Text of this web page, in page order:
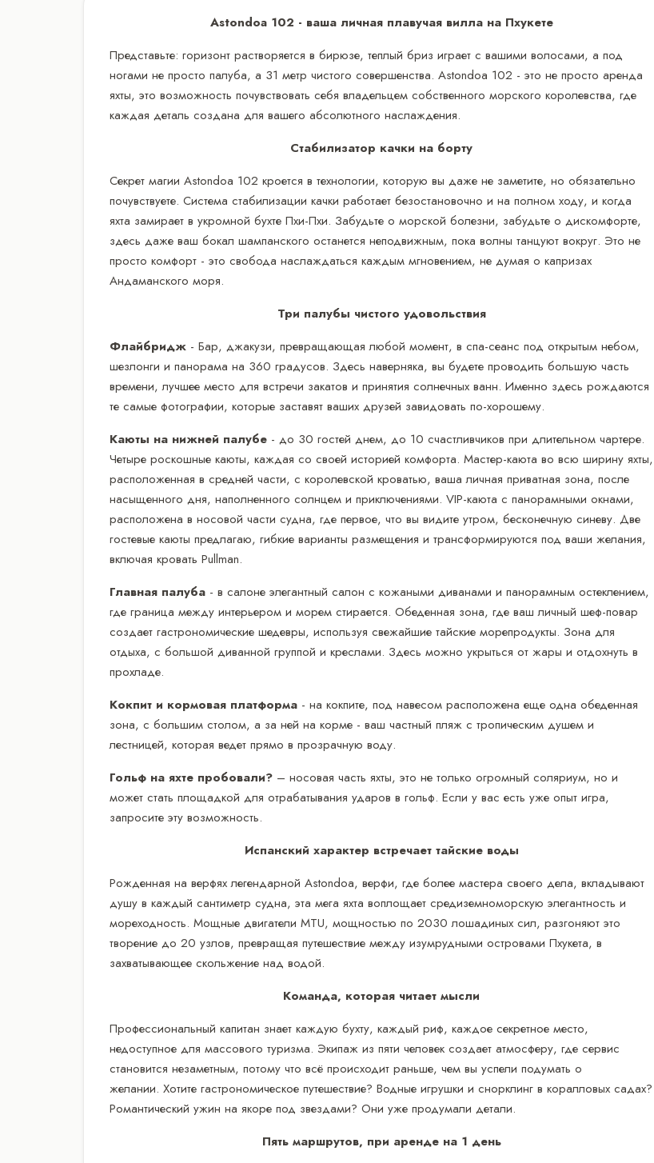
Astondoa 102 - ваша личная плавучая вилла на Пхукете
Представьте: горизонт растворяется в бирюзе, теплый бриз играет с вашими волосами, а под
ногами не просто палуба, а 31 метр чистого совершенства. Astondoa 102 - это не просто аренда
яхты, это возможность почувствовать себя владельцем собственного морского королевства, где
каждая деталь создана для вашего абсолютного наслаждения.
Стабилизатор качки на борту
Секрет магии Astondoa 102 кроется в технологии, которую вы даже не заметите, но обязательно
почувствуете. Система стабилизации качки работает безостановочно и на полном ходу, и когда
яхта замирает в укромной бухте Пхи-Пхи. Забудьте о морской болезни, забудьте о дискомфорте,
здесь даже ваш бокал шампанского останется неподвижным, пока волны танцуют вокруг. Это не
просто комфорт - это свобода наслаждаться каждым мгновением, не думая о капризах
Андаманского моря.
Три палубы чистого удовольствия
Флайбридж - Бар, джакузи, превращающая любой момент, в спа-сеанс под открытым небом,
шезлонги и панорама на 360 градусов. Здесь наверняка, вы будете проводить большую часть
времени, лучшее место для встречи закатов и принятия солнечных ванн. Именно здесь рождаются
те самые фотографии, которые заставят ваших друзей завидовать по-хорошему.
Каюты на нижней палубе - до 30 гостей днем, до 10 счастливчиков при длительном чартере.
Четыре роскошные каюты, каждая со своей историей комфорта. Мастер-каюта во всю ширину яхты,
расположенная в средней части, с королевской кроватью, ваша личная приватная зона, после
насыщенного дня, наполненного солнцем и приключениями. VIP-каюта с панорамными окнами,
расположена в носовой части судна, где первое, что вы видите утром, бесконечную синеву. Две
гостевые каюты предлагаю, гибкие варианты размещения и трансформируются под ваши желания,
включая кровать Pullman.
Главная палуба - в салоне элегантный салон с кожаными диванами и панорамным остеклением,
где граница между интерьером и морем стирается. Обеденная зона, где ваш личный шеф-повар
создает гастрономические шедевры, используя свежайшие тайские морепродукты. Зона для
отдыха, с большой диванной группой и креслами. Здесь можно укрыться от жары и отдохнуть в
прохладе.
Кокпит и кормовая платформа - на кокпите, под навесом расположена еще одна обеденная
зона, с большим столом, а за ней на корме - ваш частный пляж с тропическим душем и
лестницей, которая ведет прямо в прозрачную воду.
Гольф на яхте пробовали? – носовая часть яхты, это не только огромный соляриум, но и
может стать площадкой для отрабатывания ударов в гольф. Если у вас есть уже опыт игра,
запросите эту возможность.
Испанский характер встречает тайские воды
Рожденная на верфях легендарной Astondoa, верфи, где более мастера своего дела, вкладывают
душу в каждый сантиметр судна, эта мега яхта воплощает средиземноморскую элегантность и
мореходность. Мощные двигатели MTU, мощностью по 2030 лошадиных сил, разгоняют это
творение до 20 узлов, превращая путешествие между изумрудными островами Пхукета, в
захватывающее скольжение над водой.
Команда, которая читает мысли
Профессиональный капитан знает каждую бухту, каждый риф, каждое секретное место,
недоступное для массового туризма. Экипаж из пяти человек создает атмосферу, где сервис
становится незаметным, потому что всё происходит раньше, чем вы успели подумать о
желании. Хотите гастрономическое путешествие? Водные игрушки и снорклинг в коралловых садах?
Романтический ужин на якоре под звездами? Они уже продумали детали.
Пять маршрутов, при аренде на 1 день